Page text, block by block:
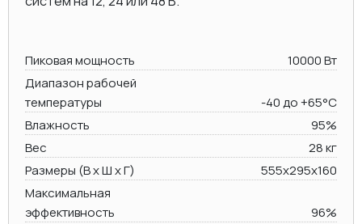
Пиковая мощность
10000 Вт
Диапазон рабочей
температуры
-40 до +65°C
Влажность
95%
Вес
28 кг
Размеры (В х Ш х Г)
555x295x160
Максимальная
эффективность
96%